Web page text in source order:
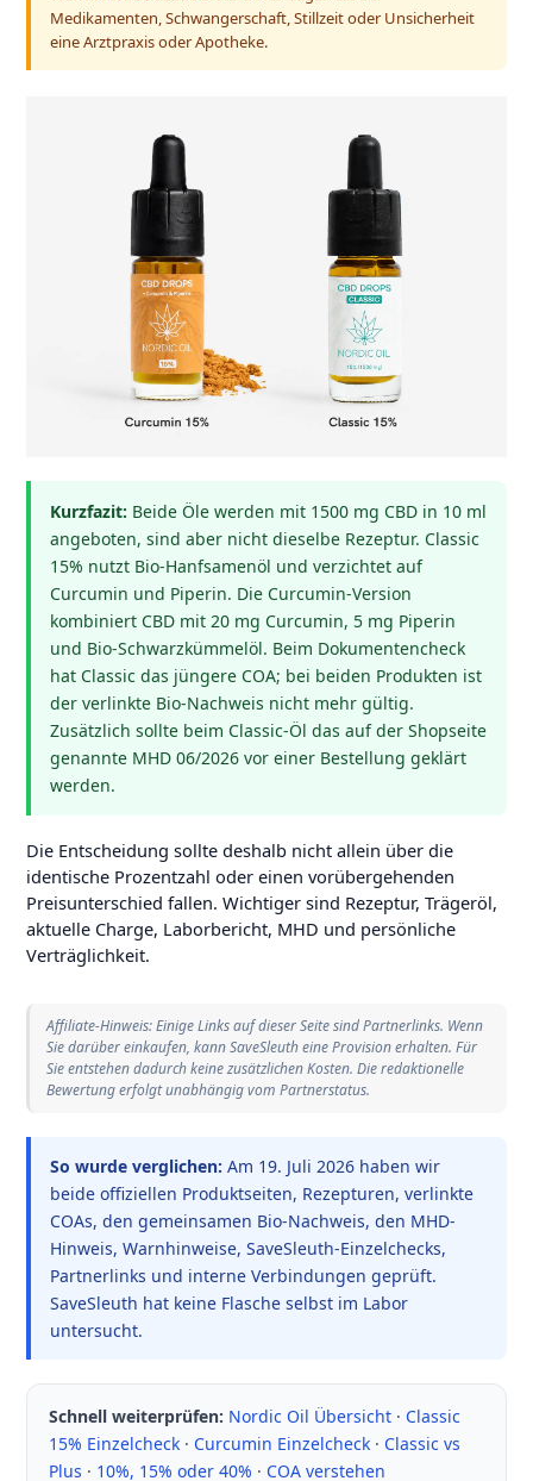
Medikamenten, Schwangerschaft, Stillzeit oder Unsicherheit
eine Arztpraxis oder Apotheke.
Kurzfazit: Beide Öle werden mit 1500 mg CBD in 10 ml
angeboten, sind aber nicht dieselbe Rezeptur. Classic
15% nutzt Bio-Hanfsamenöl und verzichtet auf
Curcumin und Piperin. Die Curcumin-Version
kombiniert CBD mit 20 mg Curcumin, 5 mg Piperin
und Bio-Schwarzkümmelöl. Beim Dokumentencheck
hat Classic das jüngere COA; bei beiden Produkten ist
der verlinkte Bio-Nachweis nicht mehr gültig.
Zusätzlich sollte beim Classic-Öl das auf der Shopseite
genannte MHD 06/2026 vor einer Bestellung geklärt
werden.
Die Entscheidung sollte deshalb nicht allein über die
identische Prozentzahl oder einen vorübergehenden
Preisunterschied fallen. Wichtiger sind Rezeptur, Trägeröl,
aktuelle Charge, Laborbericht, MHD und persönliche
Verträglichkeit.
Affiliate-Hinweis: Einige Links auf dieser Seite sind Partnerlinks. Wenn
Sie darüber einkaufen, kann SaveSleuth eine Provision erhalten. Für
Sie entstehen dadurch keine zusätzlichen Kosten. Die redaktionelle
Bewertung erfolgt unabhängig vom Partnerstatus.
So wurde verglichen: Am 19. Juli 2026haben wir
beide offiziellen Produktseiten, Rezepturen, verlinkte
COAs, den gemeinsamen Bio-Nachweis, den MHD-
Hinweis, Warnhinweise, SaveSleuth-Einzelchecks,
Partnerlinks und interne Verbindungen geprüft.
SaveSleuth hat keine Flasche selbst im Labor
untersucht.
Schnell weiterprüfen: Nordic Oil Übersicht· Classic
15% Einzelcheck· Curcumin Einzelcheck· Classic vs
Plus · 10%, 15% oder 40% · COA verstehen